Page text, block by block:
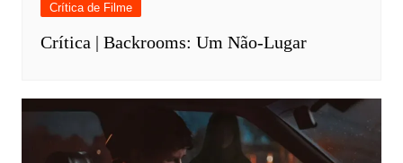
Crítica de Filme
Crítica | Backrooms: Um Não-Lugar